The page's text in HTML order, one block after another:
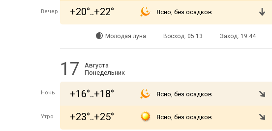
Вечер +20°..+22° Ясно, без осадков
Молодая луна Восход: 05:13 Заход: 19:44
17
Августа
Понедельник
Ночь +16°..+18° Ясно, без осадков
Утро +23°..+25° Ясно, без осадков